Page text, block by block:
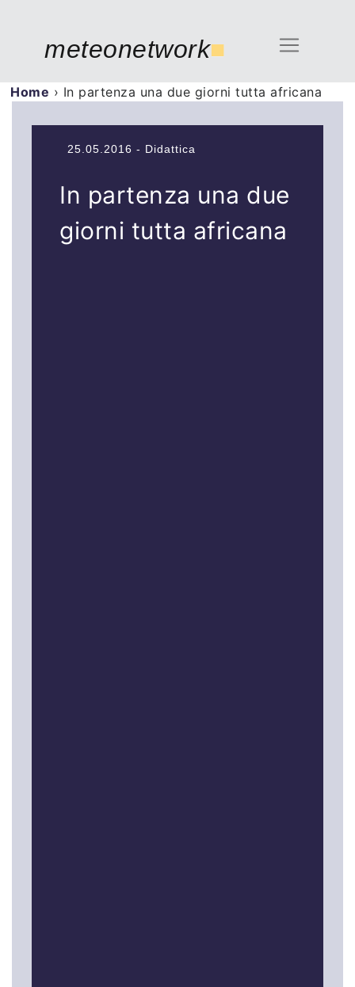
meteonetwork■
Home › In partenza una due giorni tutta africana
25.05.2016 - Didattica
In partenza una due
giorni tutta africana